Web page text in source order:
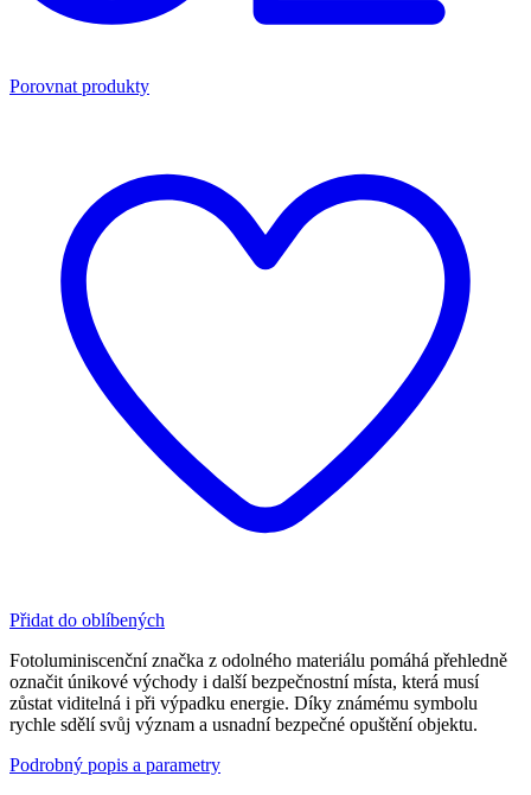
Porovnat produkty
Přidat do oblíbených
Fotoluminiscenční značka z odolného materiálu pomáhá přehledně
označit únikové východy i další bezpečnostní místa, která musí
zůstat viditelná i při výpadku energie. Díky známému symbolu
rychle sdělí svůj význam a usnadní bezpečné opuštění objektu.
Podrobný popis a parametry